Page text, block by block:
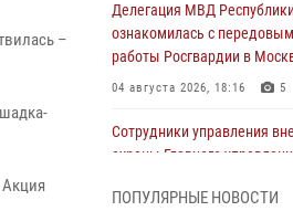
–
Делегация МВД
ознакомилась с
работы Росгвардии в
04 августа 2026, 18:16 5
Сотрудники управления
охраны Главного
чемпионате столичного
ПОПУЛЯРНЫЕ НОВОСТИ